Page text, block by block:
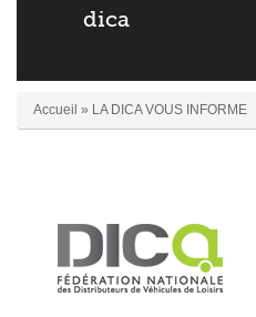
dica
Accueil » LA DICA VOUS INFORME